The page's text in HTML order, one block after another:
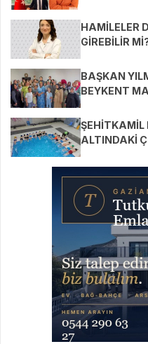
HAMİLELER
GİREBİLİR
BAŞKAN
BEYKENT
ŞEHİTKAMİL
ALTINDAKİ